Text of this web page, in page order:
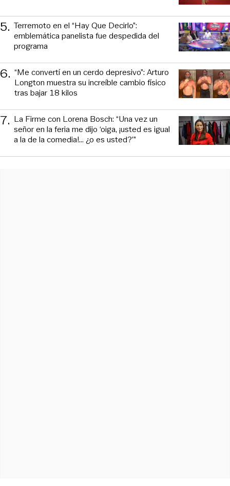
5. Terremoto en el “Hay Que Decirlo”:
emblemática panelista fue despedida del
programa
6. “Me convertí en un cerdo depresivo”: Arturo
Longton muestra su increíble cambio físico
tras bajar 18 kilos
7. La Firme con Lorena Bosch: “Una vez un
señor en la feria me dijo ‘oiga, ¡usted es igual
a la de la comedia!... ¿o es usted?’”